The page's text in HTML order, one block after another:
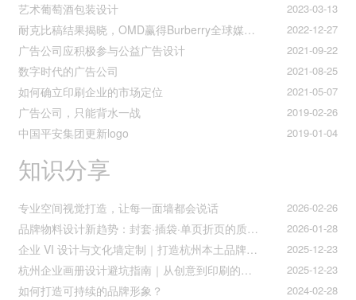
2023-03-13
艺术葡萄酒包装设计
2022-12-27
耐克比稿结果揭晓，OMD赢得Burberry全球媒介业务（转自广告狂人日报）
2021-09-22
广告公司应积极参与公益广告设计
2021-08-25
数字时代的广告公司
2021-05-07
如何确立印刷企业的市场定位
2019-02-26
广告公司，只能背水一战
2019-01-04
中国平安集团更新logo
知识分享
2026-02-26
专业空间视觉打造，让每一面墙都会说话
2026-01-28
品牌物料设计新趋势：封套·插袋·单页折页的质感升级之道
2025-12-23
企业 VI 设计与文化墙定制｜打造杭州本土品牌专属视觉符号
2025-12-23
杭州企业画册设计避坑指南｜从创意到印刷的全流程把控
2024-02-28
如何打造可持续的品牌形象？